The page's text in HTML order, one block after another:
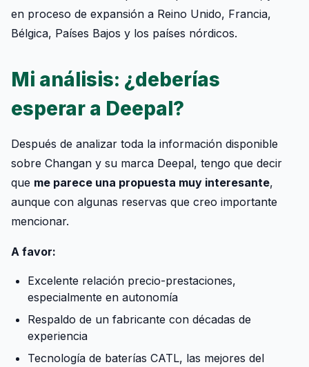
en proceso de expansión a Reino Unido, Francia,
Bélgica, Países Bajos y los países nórdicos.
Mi análisis: ¿deberías
esperar a Deepal?
Después de analizar toda la información disponible
sobre Changan y su marca Deepal, tengo que decir
que me parece una propuesta muy interesante,
aunque con algunas reservas que creo importante
mencionar.
A favor:
Excelente relación precio-prestaciones,
especialmente en autonomía
Respaldo de un fabricante con décadas de
experiencia
Tecnología de baterías CATL, las mejores del